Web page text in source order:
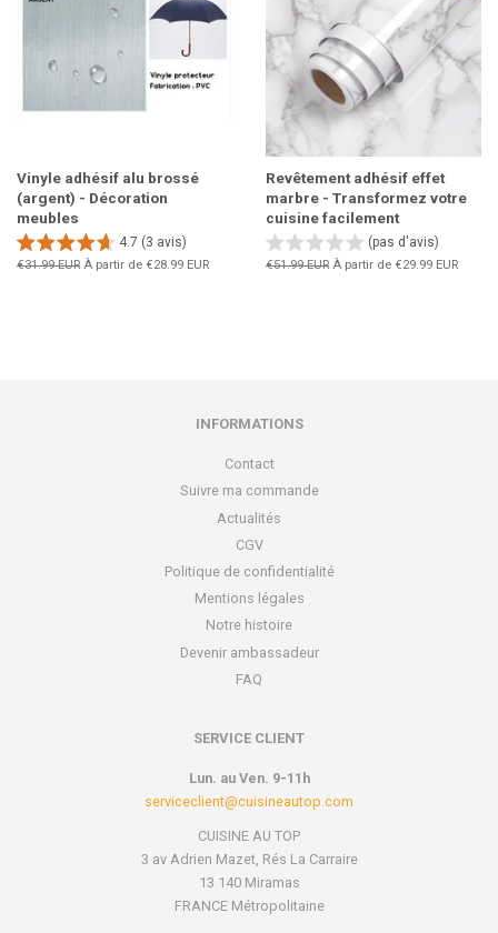
Vinyle adhésif alu brossé
(argent) - Décoration
meubles
4.7 (3 avis)
Prix
€31.99 EUR À partir de €28.99 EUR
Revêtement adhésif effet
marbre - Transformez votre
cuisine facilement
(pas d'avis)
Prix
€51.99 EUR À partir de €29.99 EUR
INFORMATIONS
Contact
Suivre ma commande
Actualités
CGV
Politique de confidentialité
Mentions légales
Notre histoire
Devenir ambassadeur
FAQ
SERVICE CLIENT
Lun. au Ven. 9-11h
serviceclient@cuisineautop.com
CUISINE AU TOP
3 av Adrien Mazet, Rés La Carraire
13 140 Miramas
FRANCE Métropolitaine